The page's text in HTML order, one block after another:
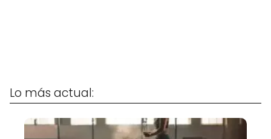
Lo más actual: